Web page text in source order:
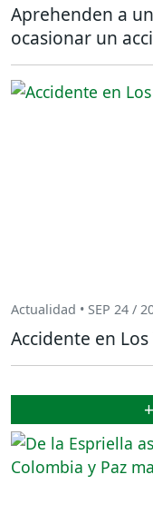
Aprehenden a
ocasionar un
Actualidad • SEP 24 /
Accidente en